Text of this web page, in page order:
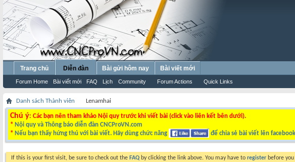
Trang chủ Diễn đàn
Forum Home Bài viết mới FAQ Lịch Community Forum Actions Quick Links
Bài gửi hôm nay Bài viết mới
Danh sách Thành viên Lenamhai
Chú ý: Các bạn nên tham khảo Nội quy trước khi viết bài (click vào liên kết bên dưới).
* Nội quy và Thông báo diễn đàn CNCProVN.com
* Nếu bạn thấy hứng thú với bài viết. Hãy dùng chức năng để chia sẻ bài viết lên
If this is your first visit, be sure to check out the FAQ by clicking the link above. You may have to register before